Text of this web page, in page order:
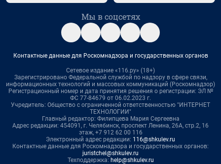
Мы в соцсетях
Контактные данные для Роскомнадзора и государственных органов
Сетевое издание «116.ру» (18+)
Зарегистрировано Федеральной службой по надзору в сфере связи,
информационных технологий и массовых коммуникаций (Роскомнадзор)
Регистрационный номер и дата принятия решения о регистрации: ЭЛ №
ФС 77-84679 от 06.02.2023 г.
Учредитель: Общество с ограниченной ответственностью "ИНТЕРНЕТ
ТЕХНОЛОГИИ"
Главный редактор: Филипцева Мария Сергеевна
Адрес редакции: 454091, г. Челябинск, проспект Ленина, 26А, стр.2, 16
этаж, +7 912 62 00 116
Электронный адрес редакции: 116@shkulev.ru
Контактные данные для Роскомнадзора и государственных органов:
juristchel@shkulev.ru
Техподдержка: help@shkulev.ru